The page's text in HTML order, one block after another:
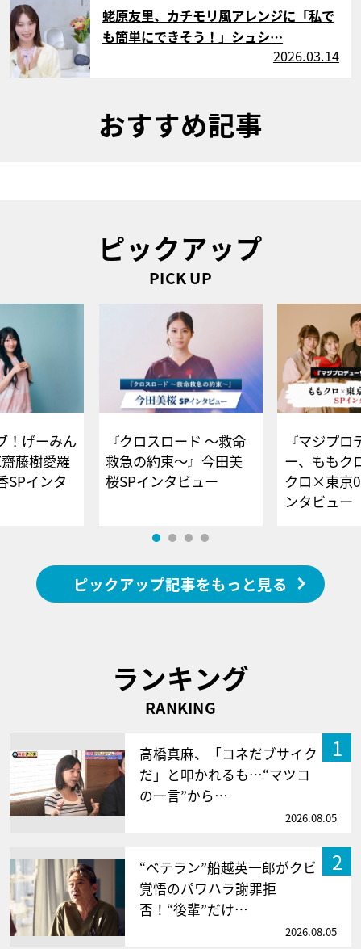
蛯原友里、カチモリ風アレンジに「私で
も簡単にできそう！」シュシ…
2026.03.14
おすすめ記事
ピックアップ
PICK UP
！げーみん
藤樹愛羅
SPインタ
『クロスロード ～救命
救急の約束～』今田美
桜SPインタビュー
『マジプロ
ー、ももク
クロ×東京
ンタビュー
ピックアップ記事をもっと見る
ランキング
RANKING
1
高橋真麻、「コネだブサイク
だ」と叩かれるも…“マツコ
の一言”から…
2026.08.05
2
“ベテラン”船越英一郎がクビ
覚悟のパワハラ謝罪拒
否！“後輩”だけ…
2026.08.05